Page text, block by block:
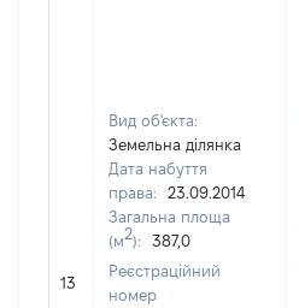
13
Вид об'єкта:
Земельна ділянка
Дата набуття
права:
23.09.2014
Загальна площа
(м2):
387,0
Реєстраційний
номер